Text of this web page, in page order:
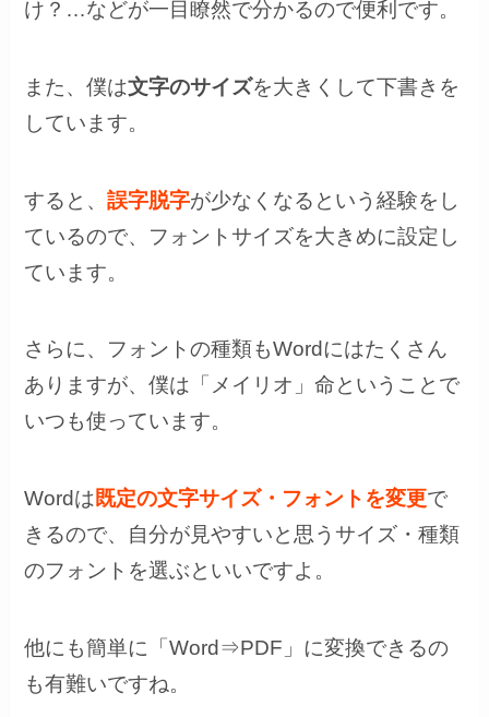
け？…などが一目瞭然で分かるので便利です。
また、僕は文字のサイズを大きくして下書きを
しています。
すると、誤字脱字が少なくなるという経験をし
ているので、フォントサイズを大きめに設定し
ています。
さらに、フォントの種類もWordにはたくさん
ありますが、僕は「メイリオ」命ということで
いつも使っています。
Wordは 既定の文字サイズ・フォントを変更で
きるので、自分が見やすいと思うサイズ・種類
のフォントを選ぶといいですよ。
他にも簡単に「Word⇒PDF」に変換できるの
も有難いですね。